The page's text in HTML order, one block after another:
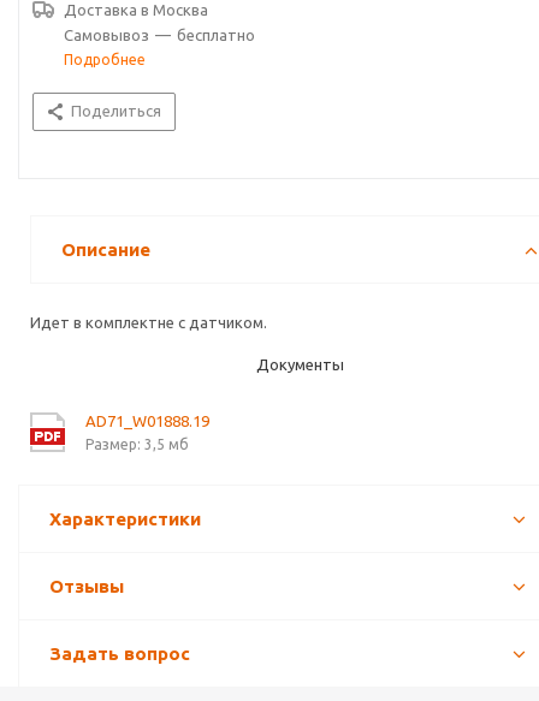
Доставка в Москва
Самовывоз — бесплатно
Подробнее
Поделиться
Описание
Идет в комплектне с датчиком.
Документы
AD71_W01888.19
Размер: 3,5 мб
Характеристики
Отзывы
Задать вопрос